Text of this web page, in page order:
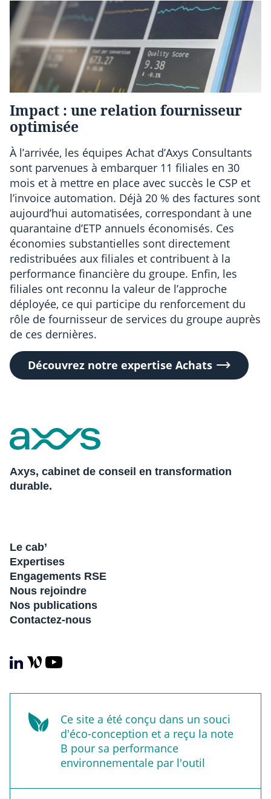
Impact : une relation fournisseur
optimisée
À l’arrivée, les équipes Achat d’Axys Consultants
sont parvenues à embarquer 11 filiales en 30
mois et à mettre en place avec succès le CSP et
l’invoice automation. Déjà 20 % des factures sont
aujourd’hui automatisées, correspondant à une
quarantaine d’ETP annuels économisés. Ces
économies substantielles sont directement
redistribuées aux filiales et contribuent à la
performance financière du groupe. Enfin, les
filiales ont reconnu la valeur de l’approche
déployée, ce qui participe du renforcement du
rôle de fournisseur de services du groupe auprès
de ces dernières.
Découvrez notre expertise Achats
Axys, cabinet de conseil en transformation
durable.
Le cab’
Expertises
Engagements RSE
Nous rejoindre
Nos publications
Contactez-nous
Ce site a été conçu dans un souci
d'éco-conception et a reçu la note
B pour sa performance
environnementale par l'outil